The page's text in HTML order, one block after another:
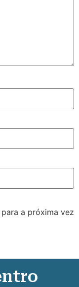
a próxima vez